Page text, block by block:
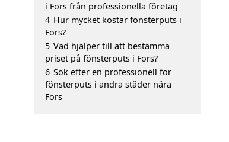
i Fors från professionella företag
4 Hur mycket kostar fönsterputs i
Fors?
5 Vad hjälper till att bestämma
priset på fönsterputs i Fors?
6 Sök efter en professionell för
fönsterputs i andra städer nära
Fors